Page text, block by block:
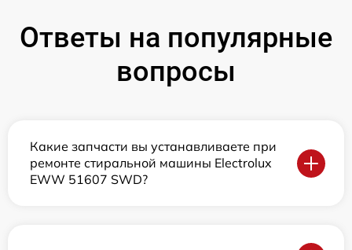
Ответы на популярные
вопросы
Какие запчасти вы устанавливаете при
ремонте стиральной машины Electrolux
EWW 51607 SWD?